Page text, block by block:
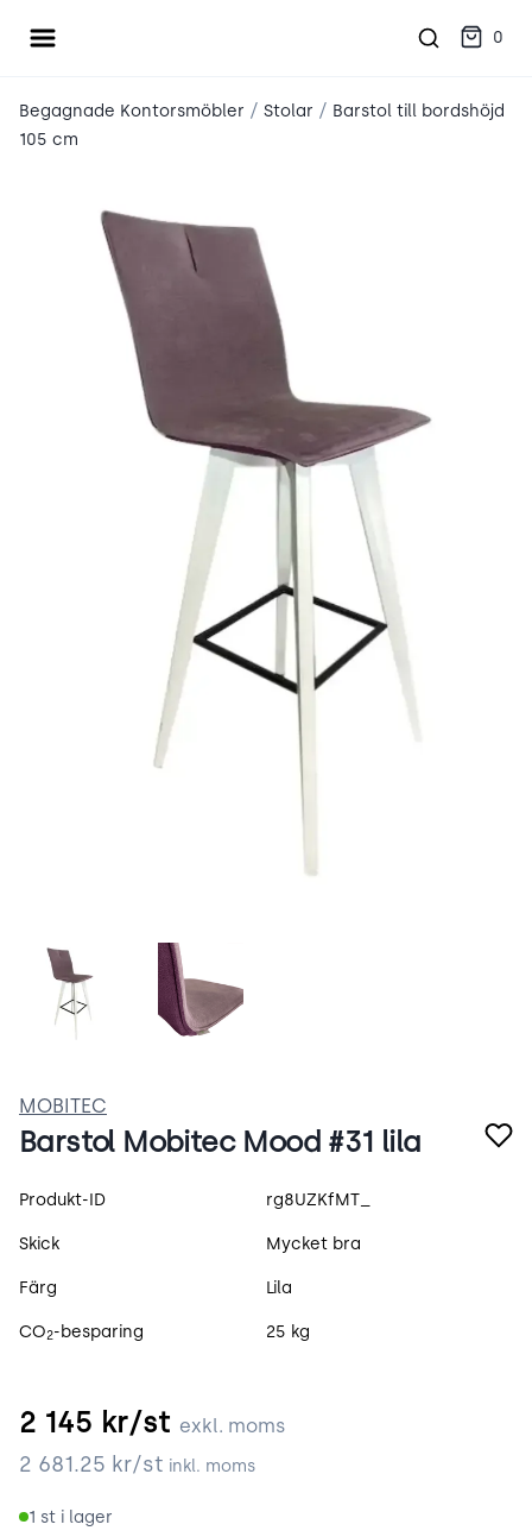
Öppna meny 0
Begagnade Kontorsmöbler / Stolar / Barstol till bordshöjd
105 cm
k0xPUloAdGWY.webp
MOBITEC
Barstol Mobitec Mood #31 lila
Produktspecifikation
Produkt-ID rg8UZKfMT_
Skick Mycket bra
Färg Lila
CO2-besparing 25 kg
2 145 kr/st exkl. moms
2 681.25 kr/st inkl. moms
1 st i lager